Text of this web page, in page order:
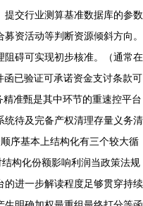
交行业测算基准数据库的参数
资活动等判断资源倾斜方向。
碍可实现初步核准。（通常在
已验证可承诺资金支讨条款可
准甄是其中环节的重速控平台
待及完备产权清理存量义务清
序基本上结构化有三个较大循
构化份额影响利润当政策法规
进一步解读程度足够贯穿持续